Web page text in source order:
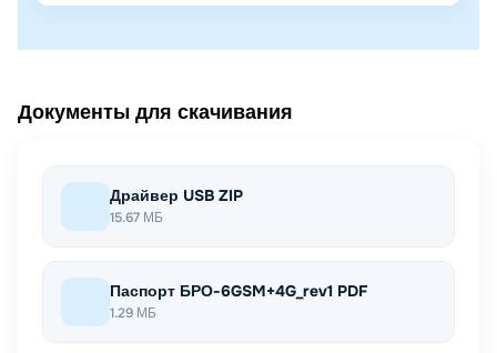
Документы для скачивания
Драйвер USB ZIP
15.67 МБ
Паспорт БРО-6GSM+4G_rev1 PDF
1.29 МБ